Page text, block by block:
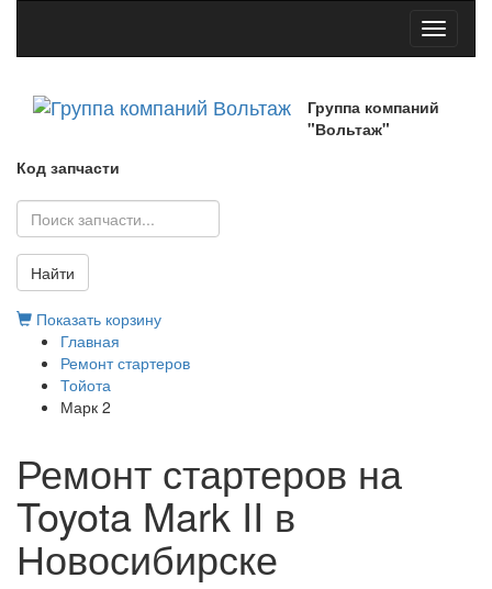
Toggle
Группа компаний
"Вольтаж"
Код запчасти
Найти
Показать корзину
Главная
Ремонт стартеров
Тойота
Марк 2
Ремонт стартеров на
Toyota Mark II в
Новосибирске